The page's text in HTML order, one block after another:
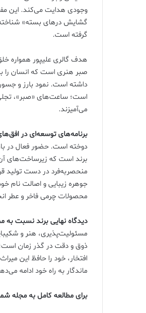
وجودی هدایت می‌کند. این
گشایش درهای بسته» شناخته
گرفته است.
هدف گالری علیپور همواره
صبر هنری است که انسان را
داشته است. نمود بارز و
است؛ ساعت‌های «صبر»، تجلی
می‌آمیزند.
برنامه‌های توسعه‌ای در
دوخته است. حضور فعال در
برند است که زیرساخت‌های
منحصر‌به‌فرد در دست تولید
جوهره زیبایی و اصالت نام
محصولات چرمی فاخر و عطر
دیدگاه نهایی برند نسبت
مسئولیت‌پذیری، هنر و
ذوق و دقت در گذر زمان است؛
افتخار، خود را حافظ این
ماندگار به راه خود ادامه
برای مطالعه کامل به مجله شماره ۱۲۷ مراجعه